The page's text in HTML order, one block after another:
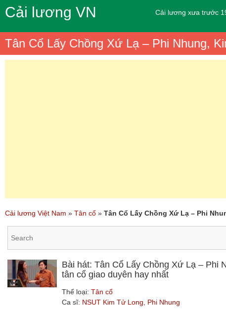
Cải lương VN Cải lương xưa trước
Tân Cổ Lấy Chồng Xứ Lạ – Phi Nhung,
Cải lương Việt Nam » Tân cổ » Tân Cổ Lấy Chồng Xứ Lạ – Phi
Bài hát: Tân Cổ Lấy Chồng Xứ Lạ – Phi
tân cổ giao duyên hay nhất
Thể loại:Tân cổ
Ca sĩ: NSUT Kim Tử Long Phi Nhung